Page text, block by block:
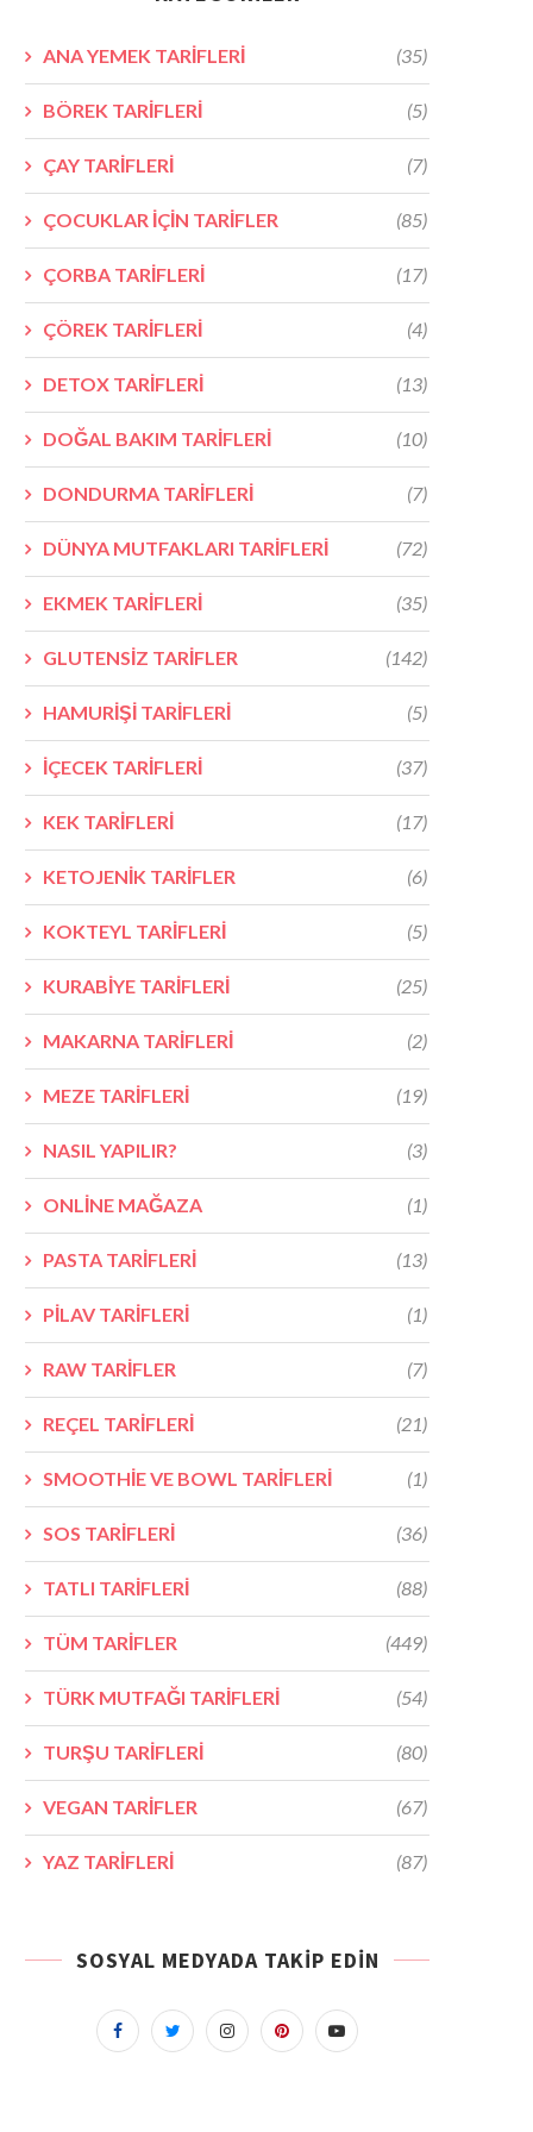
ANA YEMEK TARİFLERİ (35)
BÖREK TARİFLERİ (5)
ÇAY TARİFLERİ (7)
ÇOCUKLAR İÇİN TARİFLER (85)
ÇORBA TARİFLERİ (17)
ÇÖREK TARİFLERİ (4)
DETOX TARİFLERİ (13)
DOĞAL BAKIM TARİFLERİ (10)
DONDURMA TARİFLERİ (7)
DÜNYA MUTFAKLARI TARİFLERİ (72)
EKMEK TARİFLERİ (35)
GLUTENSİZ TARİFLER (142)
HAMURİŞİ TARİFLERİ (5)
İÇECEK TARİFLERİ (37)
KEK TARİFLERİ (17)
KETOJENİK TARİFLER (6)
KOKTEYL TARİFLERİ (5)
KURABİYE TARİFLERİ (25)
MAKARNA TARİFLERİ (2)
MEZE TARİFLERİ (19)
NASIL YAPILIR? (3)
ONLİNE MAĞAZA (1)
PASTA TARİFLERİ (13)
PİLAV TARİFLERİ (1)
RAW TARİFLER (7)
REÇEL TARİFLERİ (21)
SMOOTHİE VE BOWL TARİFLERİ (1)
SOS TARİFLERİ (36)
TATLI TARİFLERİ (88)
TÜM TARİFLER (449)
TÜRK MUTFAĞI TARİFLERİ (54)
TURŞU TARİFLERİ (80)
VEGAN TARİFLER (67)
YAZ TARİFLERİ (87)
SOSYAL MEDYADA TAKIP EDIN